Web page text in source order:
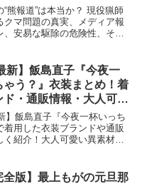
“熊報道”は本当か？ 現役猟師
クマ問題の真実、メディア報
、安易な駆除の危険性、そし
新】飯島直子『今夜一
ゃう？』衣装まとめ！着
ド・通販情報・大人可愛
5選！
】飯島直子『今夜一杯いっち
着用した衣装ブランドや通販
く紹介！大人可愛い異素材ミ
全版】最上もがの元旦那